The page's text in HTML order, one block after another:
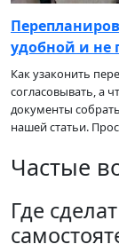
удобной и не
Как узаконить
согласовывать, а
документы
нашей статьи.
Частые
Где